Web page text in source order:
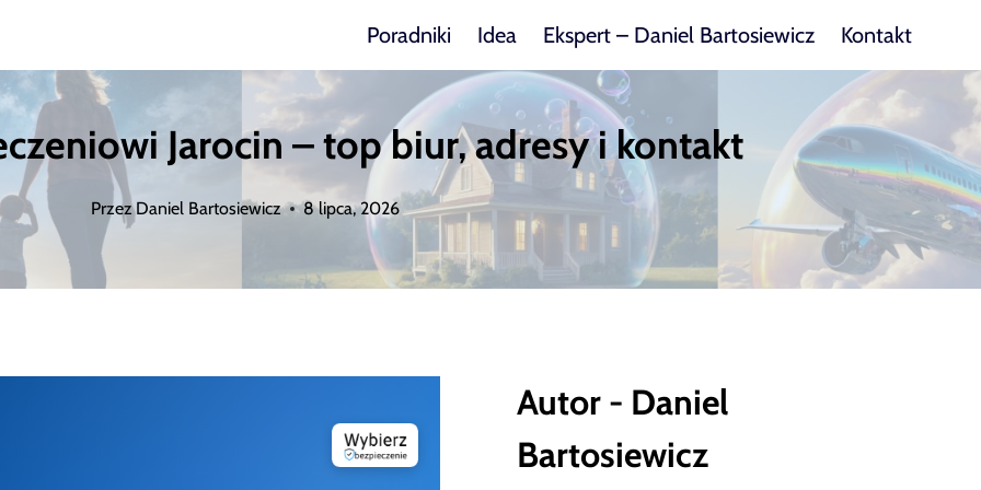
Poradniki Idea Ekspert – Daniel Bartosiewicz Kontakt
Jarocin – top biur, adresy i kontakt
Przez Daniel Bartosiewicz 8 lipca, 2026
Autor - Daniel
Bartosiewicz